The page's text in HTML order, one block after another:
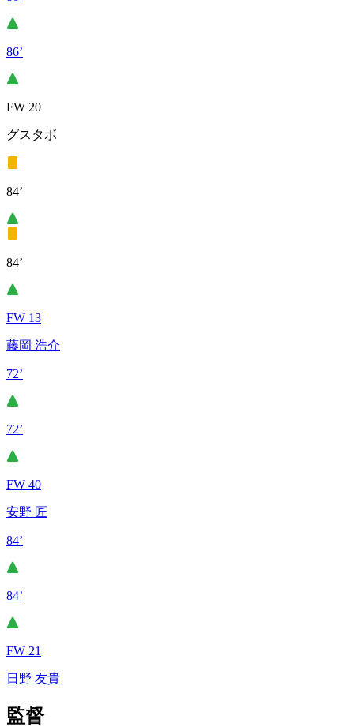
86’
FW 20
グスタボ
84’
84’
FW 13
藤岡 浩介
72’
72’
FW 40
安野 匠
84’
84’
FW 21
日野 友貴
監督